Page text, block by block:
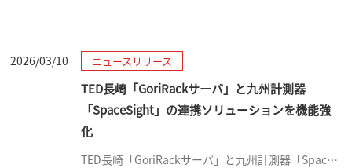
2026/03/10 ニュースリリース
TED長崎「GoriRackサーバ」と九州計測器
「SpaceSight」の連携ソリューションを機能強
化
TED長崎「GoriRackサーバ」と九州計測器「SpaceSight」の連携ソリューションを機能強化 ～Webブラウザ上で空間温度分布の3D動画確認が可能に～ 東京エレクトロン デバイス長崎株式会社（本社：長崎県諫早市 […]